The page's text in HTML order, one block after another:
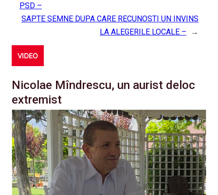
PSD –
SAPTE SEMNE DUPA CARE RECUNOSTI UN INVINS
LA ALEGERILE LOCALE –
→
VIDEO
Nicolae Mîndrescu, un aurist deloc
extremist